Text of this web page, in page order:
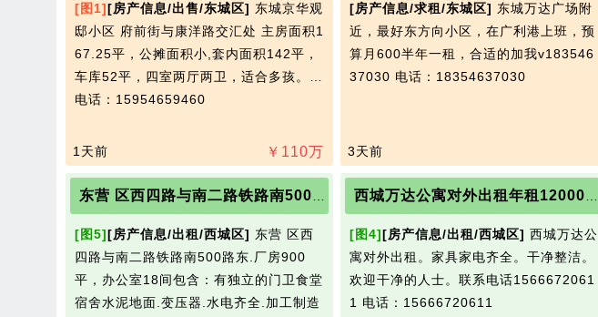
的话可以一起购买。如果过期了，可以私聊我拉你进群！微信号：xqdcyw
[图1][房产信息/出售/东城区] 东城京华观
邸小区 府前街与康洋路交汇处 主房面积1
67.25平，公摊面积小,套内面积142平，
车库52平，四室两厅两卫，适合多孩。…
电话：15954659460
￥ 110万
1天前
[房产信息/求租/东城区] 东城万达广场附
近，最好东方向小区，在广利港上班，预
算月600半年一租，合适的加我v183546
37030 电话：18354637030
3天前
[图5][房产信息/出租/西城区] 东营 区西
四路与南二路铁路南500路东.厂房900
平，办公室18间包含：有独立的门卫食堂
宿舍水泥地面.变压器.水电齐全.加工制造
[图4][房产信息/出租/西城区] 西城万达公
寓对外出租。家具家电齐全。干净整洁。
欢迎干净的人士。联系电话1566672061
1 电话：15666720611